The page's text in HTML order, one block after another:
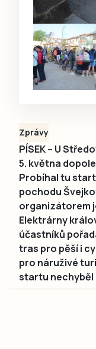
Zprávy
PÍSEK – U
5. května
Probíhal tu
pochodu
organizátorem
Elektrárny
účastníků
tras pro pěší i
pro náruživé
startu nechyběl